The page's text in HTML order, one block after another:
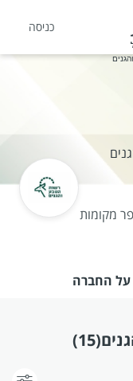
כניסה
מקומות
על החברה
(15)